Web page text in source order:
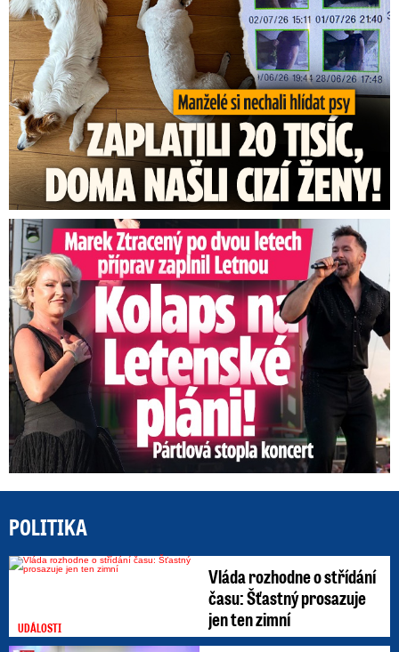
Marek Ztracený na Letné: Pártlová stopla koncert
POLITIKA
UDÁLOSTI
Vláda rozhodne o střídání
času: Šťastný prosazuje
jen ten zimní